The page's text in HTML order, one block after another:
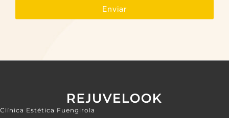
Enviar
Clínica Estética Fuengirola